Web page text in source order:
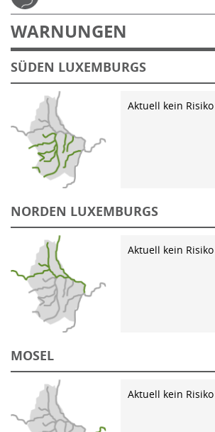
WARNUNGEN
SÜDEN LUXEMBURGS
Aktuell kein
NORDEN LUXEMBURGS
Aktuell kein
MOSEL
Aktuell kein